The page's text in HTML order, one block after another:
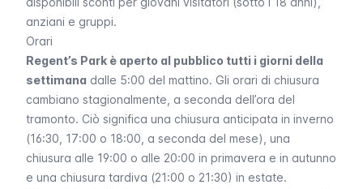
anziani e gruppi.
Orari
Regent’s Park è aperto al pubblico tutti i giorni della
settimana dalle 5:00 del mattino. Gli orari di chiusura
cambiano stagionalmente, a seconda dell’ora del
tramonto. Ciò significa una chiusura anticipata in inverno
(16:30, 17:00 o 18:00, a seconda del mese), una
chiusura alle 19:00 o alle 20:00 in primavera e in autunno
e una chiusura tardiva (21:00 o 21:30) in estate.